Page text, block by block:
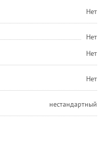
Нет
Нет
Нет
Нет
нестандартный